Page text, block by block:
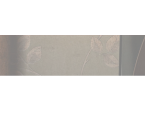
de Cookies